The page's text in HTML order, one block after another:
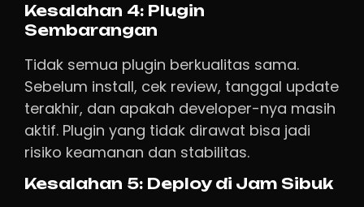
Kesalahan 4: Plugin
Sembarangan
Tidak semua plugin berkualitas sama.
Sebelum install, cek review, tanggal update
terakhir, dan apakah developer-nya masih
aktif. Plugin yang tidak dirawat bisa jadi
risiko keamanan dan stabilitas.
Kesalahan 5: Deploy di Jam Sibuk